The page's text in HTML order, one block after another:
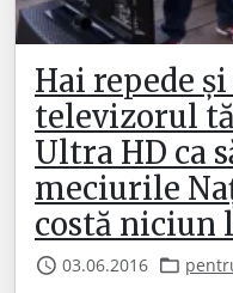
Hai repede
televizorul
Ultra HD ca
meciurile
costă niciun
03.06.2016